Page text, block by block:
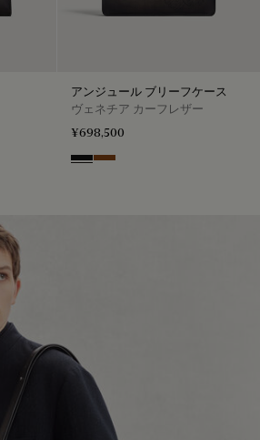
アンジュール ブリーフケース
ヴェネチア カーフレザー
¥698,500
Nero Grigio
Cacao Intenso